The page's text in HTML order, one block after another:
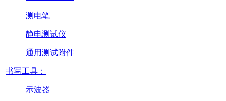
测电笔
静电测试仪
通用测试附件
书写工具：
示波器